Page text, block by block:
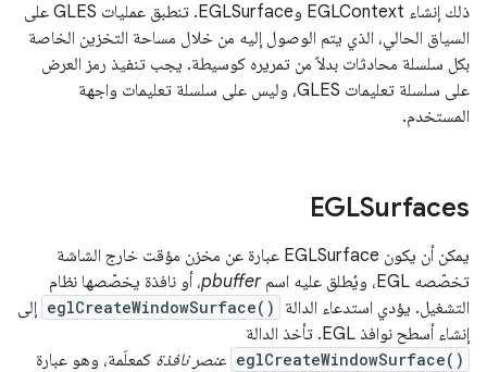
ذلك إنشاء EGLContext وEGLSurface. تنطبق عمليات GLES على
السياق الحالي، الذي يتم الوصول إليه من خلال مساحة التخزين الخاصة
بكل سلسلة محادثات بدلاً من تمريره كوسيطة. يجب تنفيذ رمز العرض
على سلسلة تعليمات GLES، وليس على سلسلة تعليمات واجهة
المستخدم.
EGLSurfaces
يمكن أن يكون EGLSurface عبارة عن مخزن مؤقت خارج الشاشة
تخصّصه EGL، ويُطلق عليه اسم
pbuffer، أو نافذة يخصّصها نظام
التشغيل. يؤدي استدعاء الدالة
eglCreateWindowSurface() إلى
إنشاء أسطح نوافذ EGL. تأخذ الدالة
eglCreateWindowSurface() عنصر نافذة كمعلَمة، وهو عبارة